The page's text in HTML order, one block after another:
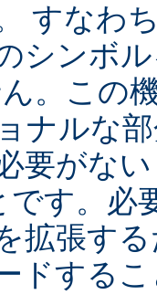
すなわ
シンボ
。この
ナルな
要がな
です。必
拡張す
ドする